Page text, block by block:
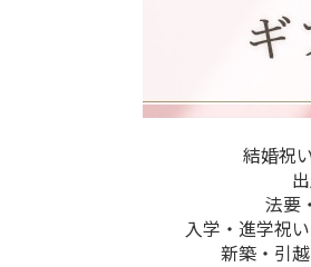
結婚祝
法要
入学・進学祝い
新築・引